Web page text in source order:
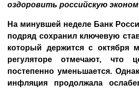
оздоровить российскую
На минувшей неделе Банк
подряд сохранил ключевую
который держится с октября
регуляторе отмечают, что
постепенно уменьшается.
инфляция продолжала